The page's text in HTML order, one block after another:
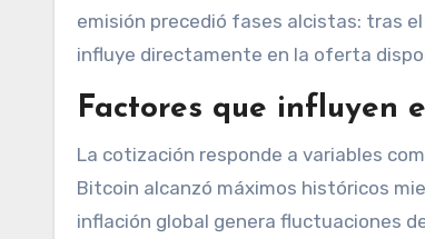
emisión precedió fases alcistas: tras
influye directamente en la oferta
Factores que influyen
La cotización responde a variables
Bitcoin alcanzó máximos históricos
inflación global genera fluctuaciones